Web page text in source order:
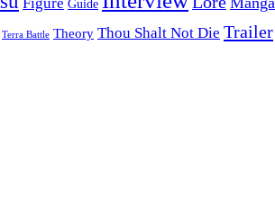
Guide
Terra Battle Theory Thou Shalt Not Die Trailer